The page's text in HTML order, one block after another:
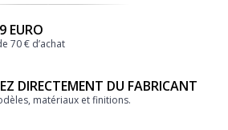
Loading...
EURO
70 € d’achat
DIRECTEMENT DU FABRICANT
matériaux et finitions.